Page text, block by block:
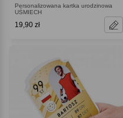
Personalizowana kartka urodzinowa
UŚMIECH
19,90 zł